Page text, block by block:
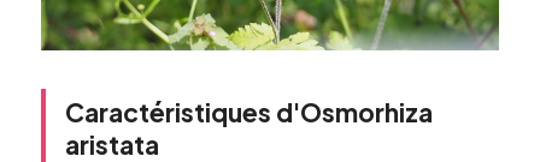
Caractéristiques d'Osmorhiza
aristata